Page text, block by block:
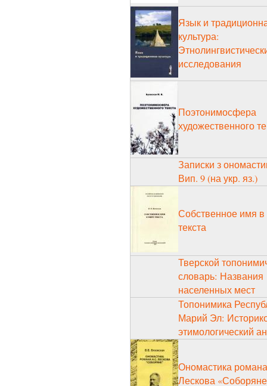
Язык и
культура:
исследования
Поэтонимосфера
художественного
Записки з
Вип. 9 (на укр. яз.)
Собственное имя
текста
Тверской
словарь: Названия
населенных мест
Топонимика
Марий Эл:
этимологический
Ономастика
Лескова